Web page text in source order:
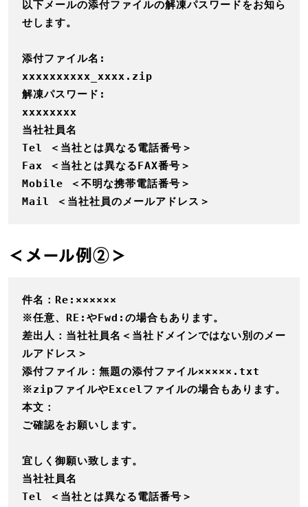
以下メールの添付ファイルの解凍パスワードをお知ら
せします。
添付ファイル名:
xxxxxxxxxx_xxxx.zip
解凍パスワード:
xxxxxxxx
当社社員名
Tel ＜当社とは異なる電話番号＞
Fax ＜当社とは異なるFAX番号＞
Mobile ＜不明な携帯電話番号＞
Mail ＜当社社員のメールアドレス＞
＜メール例②＞
件名：Re:××××××
※任意、RE:やFwd:の場合もあります。
差出人：当社社員名＜当社ドメインではない別のメー
ルアドレス＞
添付ファイル：無題の添付ファイル×××××.txt
※zipファイルやExcelファイルの場合もあります。
本文：
ご確認をお願いします。
宜しく御願い致します。
当社社員名
Tel ＜当社とは異なる電話番号＞